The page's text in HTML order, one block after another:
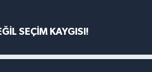
SEÇİM KAYGISI!